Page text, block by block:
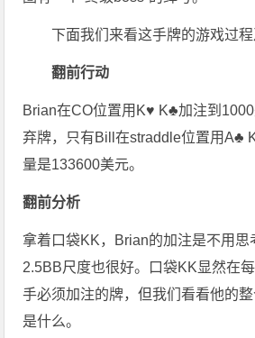
下面我们来看这手牌的游戏过程
翻前行动
Brian在CO位置用K♥ K♣加注到
弃牌，只有Bill在straddle位置用A♣
量是133600美元。
翻前分析
拿着口袋KK，Brian的加注是不用思
2.5BB尺度也很好。口袋KK显然在
手必须加注的牌，但我们看看他的
是什么。